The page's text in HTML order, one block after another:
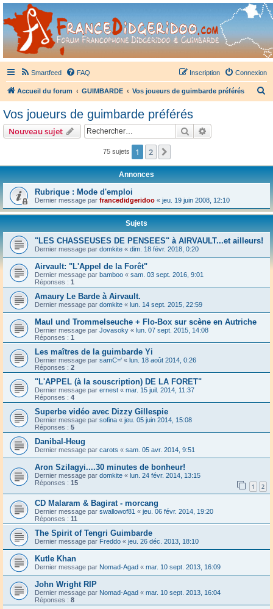
France Didgeridoo
Didgeridoo et Guimbarde sur France Didgeridoo - retrouvez la communauté.
Smartfeed FAQ Connexion
Inscription
Accueil du forum GUIMBARDE Vos joueurs de guimbarde préférés
r
e
Vos joueurs de guimbarde préférés
Nouveau sujet Rechercher
75 sujets 1 2
Annonces
Rubrique : Mode d'emploi
Dernier message par francedidgeridoo « jeu. 19 juin 2008, 12:10
Sujets
"LES CHASSEUSES DE PENSEES" à AIRVAULT...et ailleurs!
Dernier message par domkite « dim. 18 févr. 2018, 0:20
Airvault: "L'Appel de la Forêt"
Dernier message par bamboo « sam. 03 sept. 2016, 9:01
Réponses : 1
Amaury Le Barde à Airvault.
Dernier message par domkite « lun. 14 sept. 2015, 22:59
Maul und Trommelseuche + Flo-Box sur scène en Autriche
Dernier message par Jovasoky « lun. 07 sept. 2015, 14:08
Réponses : 1
Les maîtres de la guimbarde Yi
Dernier message par samC=' « lun. 18 août 2014, 0:26
Réponses : 2
"L'APPEL (à la souscription) DE LA FORET"
Dernier message par ernest « mar. 15 juil. 2014, 11:37
Réponses : 4
Superbe vidéo avec Dizzy Gillespie
Dernier message par sofina « jeu. 05 juin 2014, 15:08
Réponses : 5
Danibal-Heug
Dernier message par carots « sam. 05 avr. 2014, 9:51
Aron Szilagyi....30 minutes de bonheur!
Dernier message par domkite « lun. 24 févr. 2014, 13:15
Réponses : 15 1 2
CD Malaram & Bagirat - morcang
Dernier message par swallowof81 « jeu. 06 févr. 2014, 19:20
Réponses : 11
The Spirit of Tengri Guimbarde
Dernier message par Freddo « jeu. 26 déc. 2013, 18:10
Kutle Khan
Dernier message par Nomad-Agad « mar. 10 sept. 2013, 16:09
John Wright RIP
Dernier message par Nomad-Agad « mar. 10 sept. 2013, 16:04
Réponses : 8